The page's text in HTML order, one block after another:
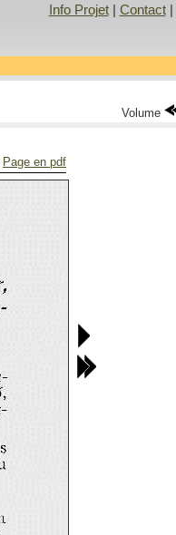
Info Projet| Contact|
Volume
Page en pdf